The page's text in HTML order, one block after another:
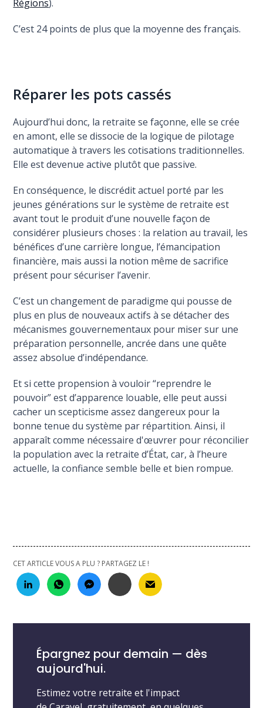
Régions).
C’est 24 points de plus que la moyenne des français.
Réparer les pots cassés
Aujourd’hui donc, la retraite se façonne, elle se crée
en amont, elle se dissocie de la logique de pilotage
automatique à travers les cotisations traditionnelles.
Elle est devenue active plutôt que passive.
En conséquence, le discrédit actuel porté par les
jeunes générations sur le système de retraite est
avant tout le produit d’une nouvelle façon de
considérer plusieurs choses : la relation au travail, les
bénéfices d’une carrière longue, l’émancipation
financière, mais aussi la notion même de sacrifice
présent pour sécuriser l’avenir.
C’est un changement de paradigme qui pousse de
plus en plus de nouveaux actifs à se détacher des
mécanismes gouvernementaux pour miser sur une
préparation personnelle, ancrée dans une quête
assez absolue d’indépendance.
Et si cette propension à vouloir “reprendre le
pouvoir” est d’apparence louable, elle peut aussi
cacher un scepticisme assez dangereux pour la
bonne tenue du système par répartition. Ainsi, il
apparaît comme nécessaire d'œuvrer pour réconcilier
la population avec la retraite d’État, car, à l’heure
actuelle, la confiance semble belle et bien rompue.
CET ARTICLE VOUS A PLU ? PARTAGEZ LE !
Épargnez pour demain — dès
aujourd'hui.
Estimez votre retraite et l'impact